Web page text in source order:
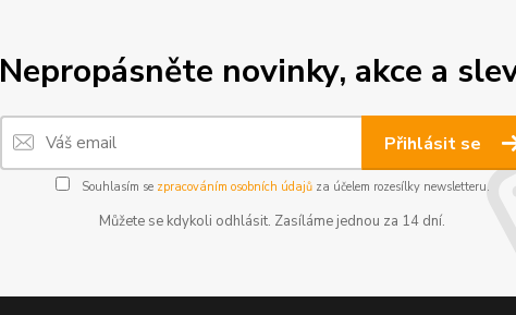
Nepropásněte novinky, akce a
Přihlásit se
Souhlasím se zpracováním osobních údajůza účelem rozesílky newsletteru.
Můžete se kdykoli odhlásit. Zasíláme jednou za 14 dní.